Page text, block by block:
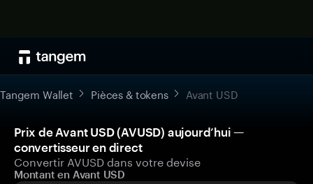
Tangem Wallet Pièces & tokens Avant USD
Prix de Avant USD (AVUSD) aujourd’hui —
convertisseur en direct
Convertir AVUSD dans votre devise
Montant en Avant USD